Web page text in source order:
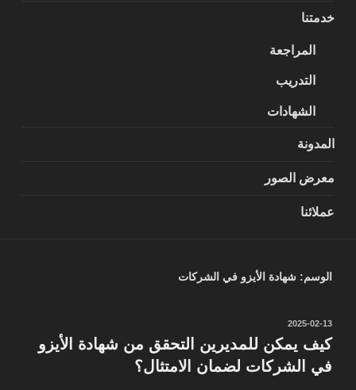
خدمتنا
المراجعة
التدريب
الشهادات
المدونة
معرض الصور
عملائنا
الوسم: شهادة الأيزو في الشركات
نُشر
في
2025-02-13
كيف يمكن للمديرين التحقق من شهادة الأيزو
في الشركات لضمان الامتثال؟